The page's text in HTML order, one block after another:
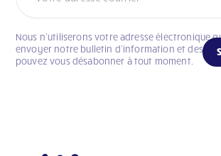
Nous n’utiliserons votre adresse électronique
envoyer notre bulletin d’information et des
pouvez vous désabonner à tout moment.